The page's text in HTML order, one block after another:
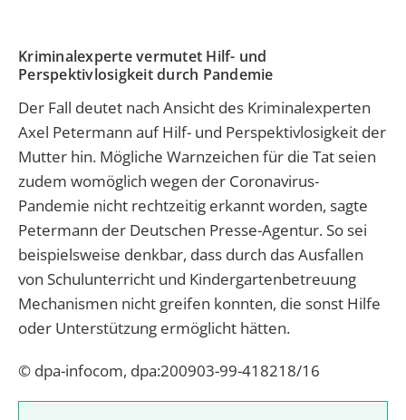
Kriminalexperte vermutet Hilf- und
Perspektivlosigkeit durch Pandemie
Der Fall deutet nach Ansicht des Kriminalexperten
Axel Petermann auf Hilf- und Perspektivlosigkeit der
Mutter hin. Mögliche Warnzeichen für die Tat seien
zudem womöglich wegen der Coronavirus-
Pandemie nicht rechtzeitig erkannt worden, sagte
Petermann der Deutschen Presse-Agentur. So sei
beispielsweise denkbar, dass durch das Ausfallen
von Schulunterricht und Kindergartenbetreuung
Mechanismen nicht greifen konnten, die sonst Hilfe
oder Unterstützung ermöglicht hätten.
© dpa-infocom, dpa:200903-99-418218/16